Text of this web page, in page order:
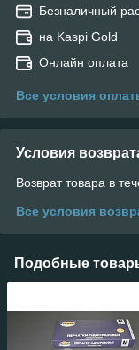
Безналичный
на Kaspi Gold
Онлайн оплата
Все условия
Условия
Возврат товара в
Все условия
Подобные